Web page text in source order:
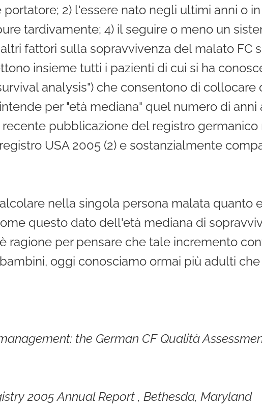
2) l'essere nato negli ultimi anni o
tardivamente; 4) il seguire o meno un
fattori sulla sopravvivenza del malato FC
insieme tutti i pazienti di cui si ha
analysis") che consentono di
per "età mediana" quel numero di
pubblicazione del registro germanico
USA 2005 (2) e sostanzialmente
nella singola persona malata quanto
questo dato dell'età mediana di
ragione per pensare che tale incremento
oggi conosciamo ormai più adulti
the German CF Qualità
2005 Annual Report , Bethesda, Maryland